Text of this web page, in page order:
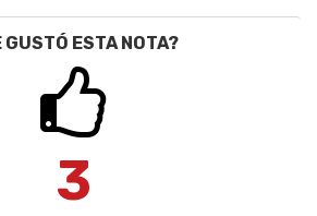
GUSTÓ ESTA NOTA?
3